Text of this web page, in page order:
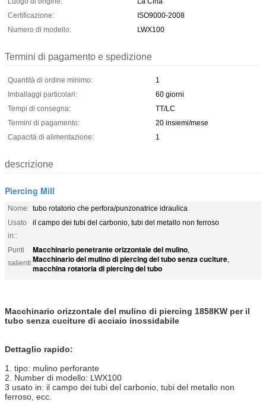
Certificazione:
ISO9000-2008
Numero di modello:
LWX100
Termini di pagamento e spedizione
Quantità di ordine minimo:
1
Imballaggi particolari:
60 giorni
Tempi di consegna:
TT/LC
Termini di pagamento:
20 insiemi/mese
Capacità di alimentazione:
1
descrizione
Piercing Mill
Nome: tubo rotatorio che perfora/punzonatrice idraulica
Usato
in::
il campo dei tubi del carbonio, tubi del metallo non ferroso
Punti
salienti:
Macchinario penetrante orizzontale del mulino,
Macchinario del mulino di piercing del tubo senza cuciture,
macchina rotatoria di piercing del tubo
Macchinario orizzontale del mulino di piercing 1858KW per il
tubo senza cuciture di acciaio inossidabile
Dettaglio rapido:
1. tipo: mulino perforante
2. Number di modello: LWX100
3 usato in: il campo dei tubi del carbonio, tubi del metallo non
ferroso, ecc.